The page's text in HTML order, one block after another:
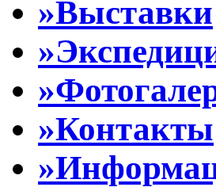
»Выставки
»Контакты